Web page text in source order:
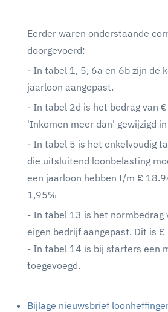
Eerder waren onderstaande
doorgevoerd:
- In tabel 1, 5, 6a en 6b zijn de
jaarloon aangepast.
- In tabel 2d is het bedrag van
'Inkomen meer dan' gewijzigd
- In tabel 5 is het enkelvoudig
die uitsluitend loonbelasting
een jaarloon hebben t/m €
1,95%
- In tabel 13 is het normbedrag
eigen bedrijf aangepast. Dit is €
- In tabel 14 is bij starters een
toegevoegd.
Bijlage nieuwsbrief